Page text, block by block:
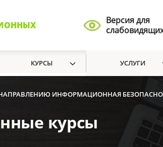
Версия для
КУРСЫ УСЛУГИ
ИНФОРМАЦИОННАЯ
курсы